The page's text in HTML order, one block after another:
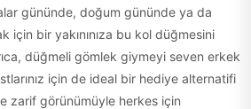
gününde, doğum gününde ya da
için bir yakınınıza bu kol düğmesini
düğmeli gömlek giymeyi seven erkek
için de ideal bir hediye alternatifi
zarif görünümüyle herkes için